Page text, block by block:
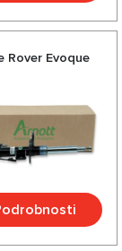
Rover Evoque